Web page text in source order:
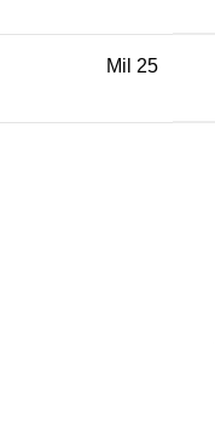
25 Mil